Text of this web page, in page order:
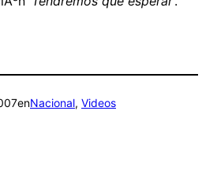
enNacional, Videos